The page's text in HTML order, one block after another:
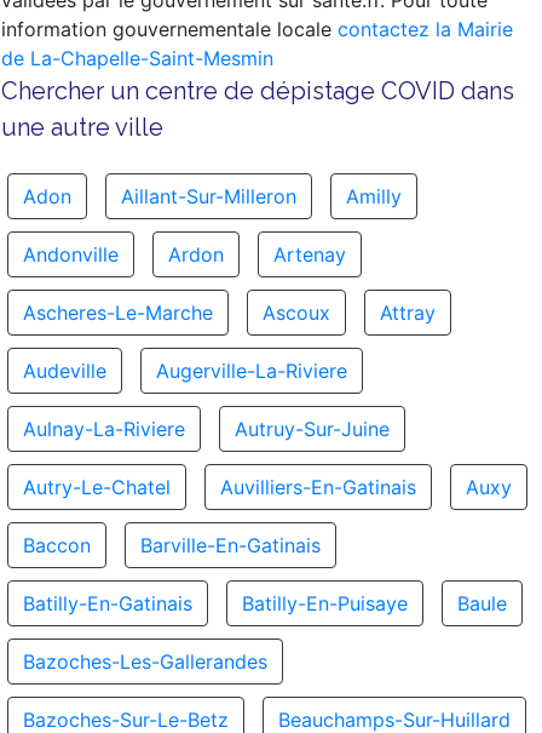
information gouvernementale locale contactez la Mairie
de La-Chapelle-Saint-Mesmin
Chercher un centre de dépistage COVID dans
une autre ville
Adon Aillant-Sur-Milleron Amilly
Andonville Ardon Artenay
Ascheres-Le-Marche Ascoux Attray
Audeville Augerville-La-Riviere
Aulnay-La-Riviere Autruy-Sur-Juine
Autry-Le-Chatel Auvilliers-En-Gatinais Auxy
Baccon Barville-En-Gatinais
Batilly-En-Gatinais Batilly-En-Puisaye Baule
Bazoches-Les-Gallerandes
Bazoches-Sur-Le-Betz Beauchamps-Sur-Huillard